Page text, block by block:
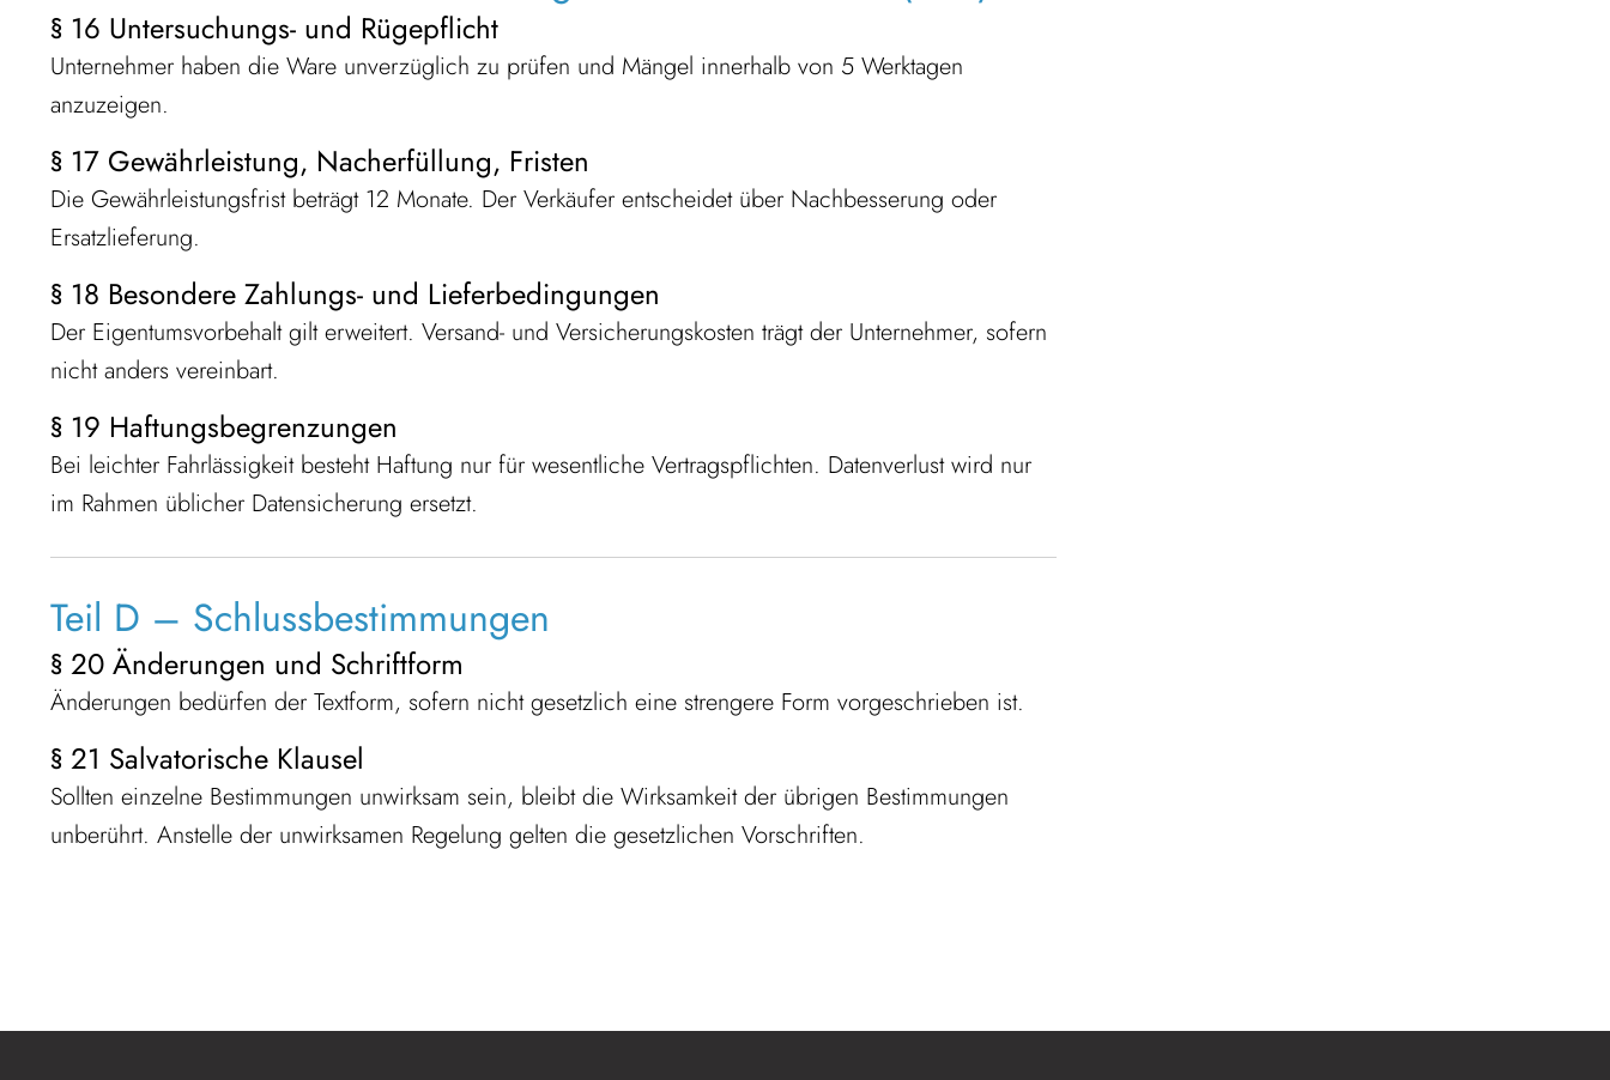
§ 16 Untersuchungs- und Rügepflicht
Unternehmer haben die Ware unverzüglich zu prüfen und Mängel innerhalb von 5 Werktagen
anzuzeigen.
§ 17 Gewährleistung, Nacherfüllung, Fristen
Die Gewährleistungsfrist beträgt 12 Monate. Der Verkäufer entscheidet über Nachbesserung oder
Ersatzlieferung.
§ 18 Besondere Zahlungs- und Lieferbedingungen
Der Eigentumsvorbehalt gilt erweitert. Versand- und Versicherungskosten trägt der Unternehmer, sofern
nicht anders vereinbart.
§ 19 Haftungsbegrenzungen
Bei leichter Fahrlässigkeit besteht Haftung nur für wesentliche Vertragspflichten. Datenverlust wird nur
im Rahmen üblicher Datensicherung ersetzt.
Teil D – Schlussbestimmungen
§ 20 Änderungen und Schriftform
Änderungen bedürfen der Textform, sofern nicht gesetzlich eine strengere Form vorgeschrieben ist.
§ 21 Salvatorische Klausel
Sollten einzelne Bestimmungen unwirksam sein, bleibt die Wirksamkeit der übrigen Bestimmungen
unberührt. Anstelle der unwirksamen Regelung gelten die gesetzlichen Vorschriften.